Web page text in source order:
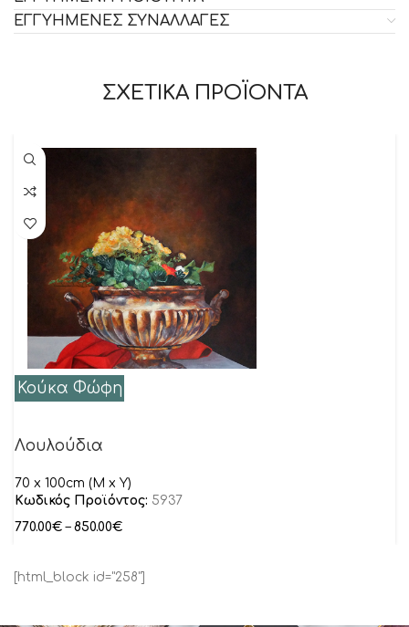
ΕΓΓΥΗΜΕΝΕΣ ΣΥΝΑΛΛΑΓΕΣ
ΣΧΕΤΙΚΑ ΠΡΟΪΟΝΤΑ
Κούκα Φώφη
Λουλούδια
70 x 100cm (M x Y)
Κωδικός Προϊόντος: 5937
770.00€ – 850.00€
[html_block id="258"]